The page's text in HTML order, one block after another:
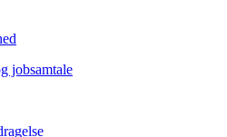
jobsamtale